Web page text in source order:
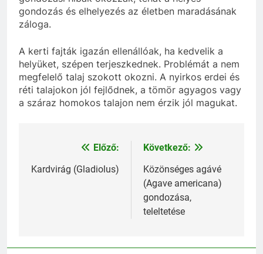
gondozás és elhelyezés az életben maradásának
záloga.
A kerti fajták igazán ellenállóak, ha kedvelik a
helyüket, szépen terjeszkednek. Problémát a nem
megfelelő talaj szokott okozni. A nyirkos erdei és
réti talajokon jól fejlődnek, a tömör agyagos vagy
a száraz homokos talajon nem érzik jól magukat.
Bejegyzés
navigáció
Előző:
Kardvirág (Gladiolus)
Következő:
Közönséges agávé
(Agave americana)
gondozása,
teleltetése